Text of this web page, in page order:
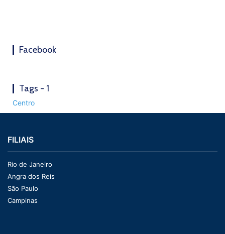
Facebook
Tags - 1
Centro
FILIAIS
Rio de Janeiro
Angra dos Reis
São Paulo
Campinas